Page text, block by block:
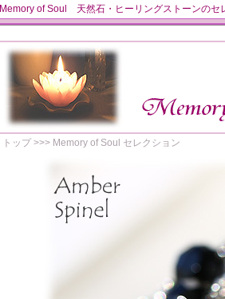
Memory of Soul 天然石・ヒーリングストーンのセ
トップ>>> Memory of Soul セレクション